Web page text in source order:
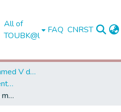
All of
TOUBK@l
FAQ CNRST
Université Mohammed V de Rabat
Faculté de Médecine Dentaire - Rabat
Etat bucco-dentaire des malades épileptiques ( Enquête épidémiologique chez 70 adultes épileptiques )